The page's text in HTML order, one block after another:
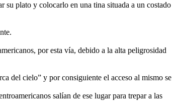
su plato y colocarlo en una tina situada a un costado
por esta vía, debido a la alta peligrosidad
del cielo” y por consiguiente el acceso al mismo se
salían de ese lugar para trepar a las